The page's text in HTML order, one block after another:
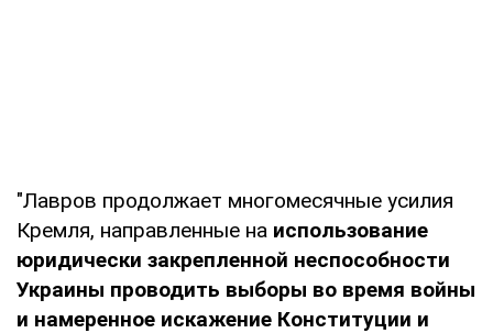
"Лавров продолжает многомесячные усилия
Кремля, направленные на использование
юридически закрепленной неспособности
Украины проводить выборы во время войны
и намеренное искажение Конституции и